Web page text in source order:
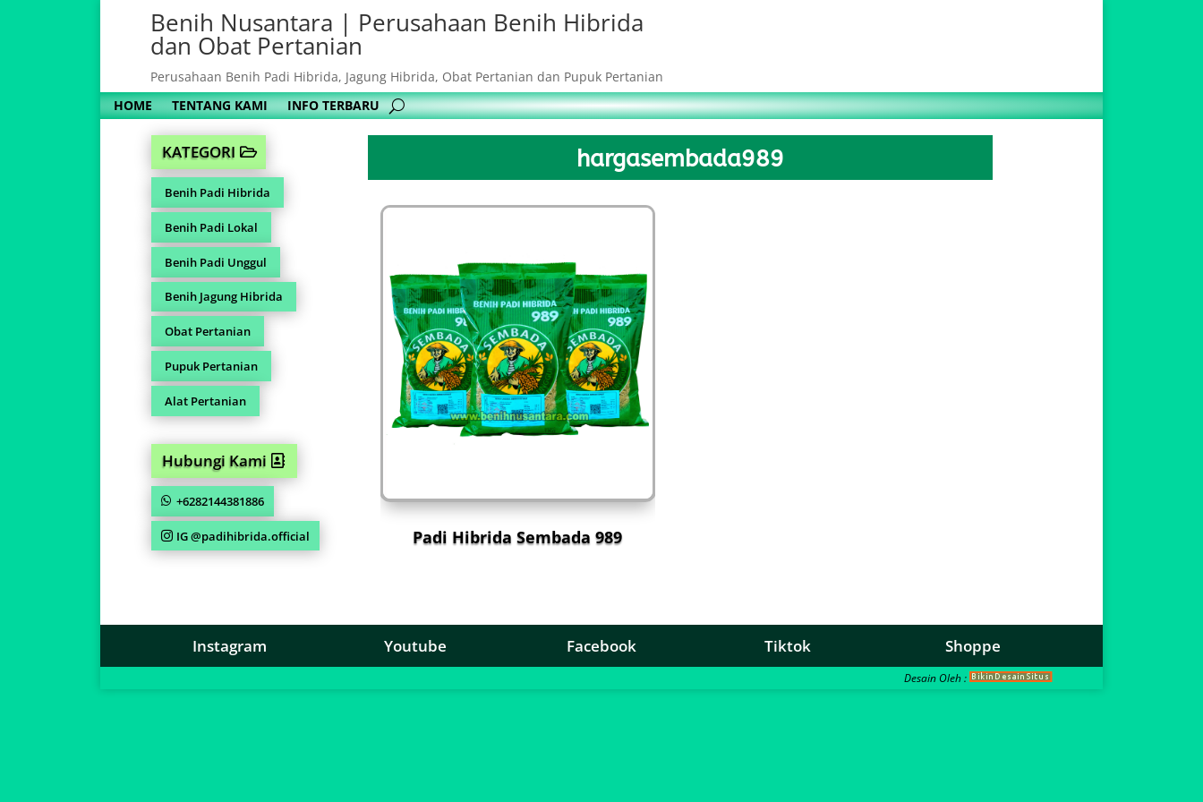
Benih Nusantara | Perusahaan Benih Hibrida
dan Obat Pertanian
Perusahaan Benih Padi Hibrida, Jagung Hibrida, Obat Pertanian dan Pupuk Pertanian
HOME
TENTANG KAMI INFO TERBARU
KATEGORI
Benih Padi Hibrida
Benih Padi Lokal
Benih Padi Unggul
Benih Jagung Hibrida
Obat Pertanian
Pupuk Pertanian
Alat Pertanian
Hubungi Kami
+6282144381886
IG @padihibrida.official
hargasembada989
Padi Hibrida Sembada 989
Instagram Youtube Facebook Tiktok Shoppe
Desain Oleh :